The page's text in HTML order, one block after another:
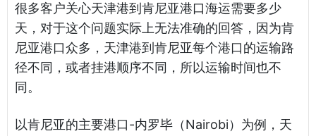
很多客户关心天津港到肯尼亚港口海运需要多少
天，对于这个问题实际上无法准确的回答，因为肯
尼亚港口众多，天津港到肯尼亚每个港口的运输路
径不同，或者挂港顺序不同，所以运输时间也不
同。
以肯尼亚的主要港口-内罗毕（Nairobi）为例，天